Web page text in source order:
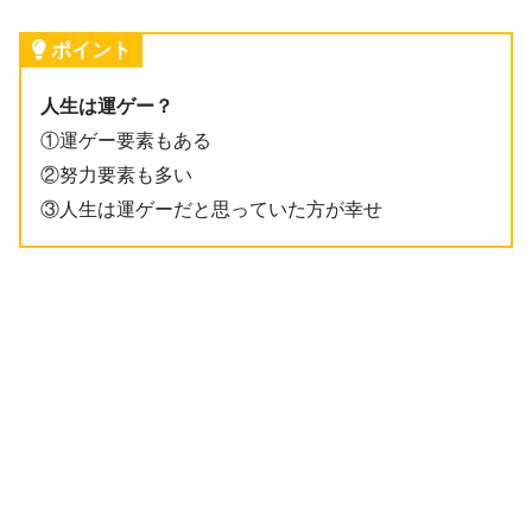
ポイント
人生は運ゲー？
①運ゲー要素もある
②努力要素も多い
③人生は運ゲーだと思っていた方が幸せ